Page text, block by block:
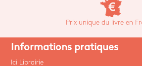
Prix unique du livre en
Informations pratiques
Ici Librairie